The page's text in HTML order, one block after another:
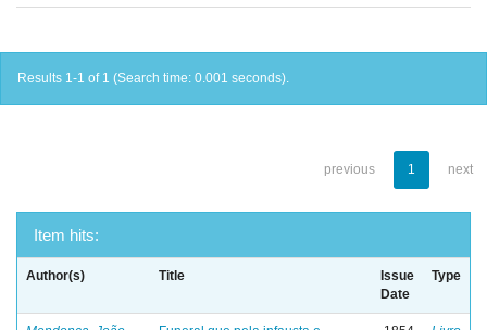
Results 1-1 of 1 (Search time: 0.001 seconds).
previous 1 next
Item hits:
Author(s) Title
Issue
Date
Type